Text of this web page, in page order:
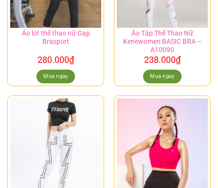
Áo lót thể thao nữ Gap
Brasport
280.000₫
Mua ngay
Áo Tập Thể Thao Nữ
Kenewomen BASIC BRA –
A10090
238.000₫
Mua ngay